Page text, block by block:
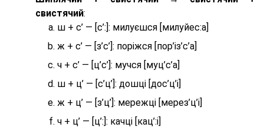
свистячий:
ш + с’ — [с’:]: милуєшся [милуйес:а]
ж + с’ — [з’с’]: поріжся [пор’із’с’а]
ч + с’ — [ц’с’]: мучся [муц’с’а]
ш + ц’ — [с’ц’]: дошці [дос’ц’і]
ж + ц’ — [з’ц’]: мережці [мерез’ц’і]
ч + ц’ — [ц’:]: качці [кац’:і]